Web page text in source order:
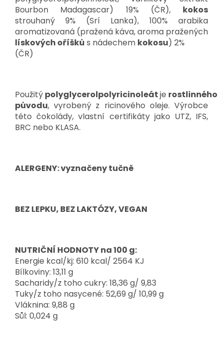
Bourbon Madagascar) 19% (ČR), kokos
strouhaný 9% (Srí Lanka), 100% arabika
aromatizovaná (pražená káva, aroma pražených
lískových oříšků s nádechem kokosu) 2%
(ČR)
Použitý polyglycerolpolyricinoleátje rostlinného
původu, vyrobený z ricinového oleje. Výrobce
této čokolády, vlastní certifikáty jako UTZ, IFS,
BRC nebo KLASA.
ALERGENY: vyznačeny tučně
BEZ LEPKU, BEZ LAKTÓZY, VEGAN
NUTRIČNÍ HODNOTY na 100 g:
Energie kcal/kj: 610 kcal/ 2564 KJ
Bílkoviny: 13,11 g
Sacharidy/z toho cukry: 18,36 g/ 9,83
Tuky/z toho nasycené: 52,69 g/ 10,99 g
Vláknina: 9,88 g
Sůl: 0,024 g